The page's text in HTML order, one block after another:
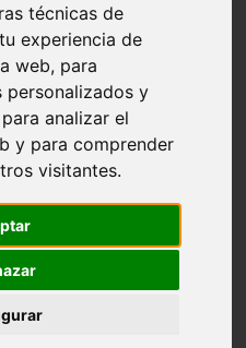
técnicas de
experiencia de
web, para
y
analizar el
y para comprender
visitantes.
y razas de gatos